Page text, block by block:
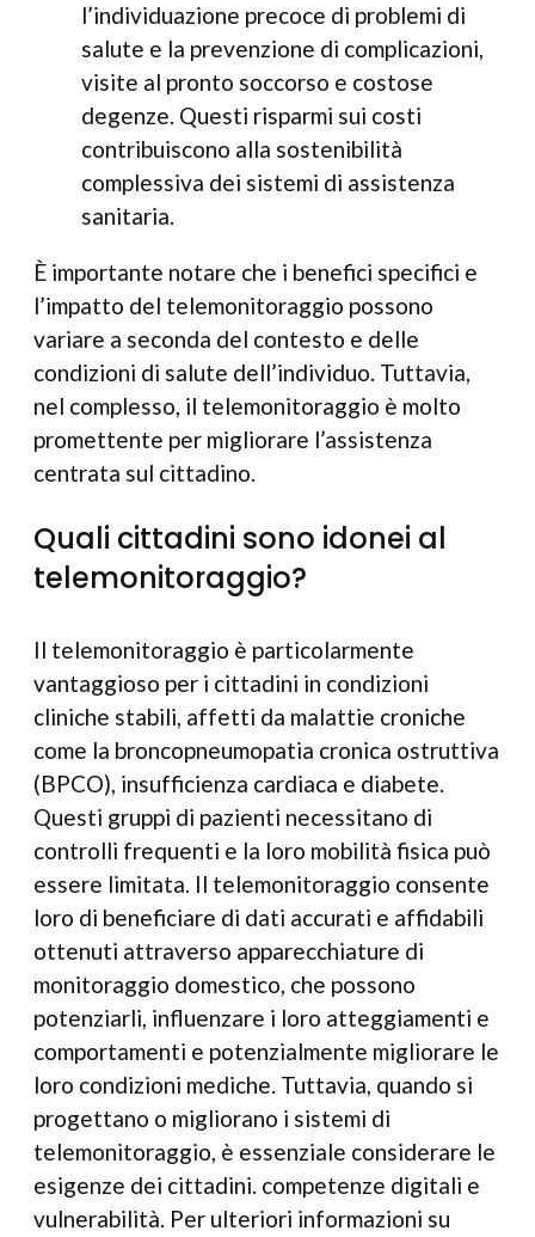
l’individuazione precoce di problemi di
salute e la prevenzione di complicazioni,
visite al pronto soccorso e costose
degenze. Questi risparmi sui costi
contribuiscono alla sostenibilità
complessiva dei sistemi di assistenza
sanitaria.
È importante notare che i benefici specifici e
l’impatto del telemonitoraggio possono
variare a seconda del contesto e delle
condizioni di salute dell’individuo. Tuttavia,
nel complesso, il telemonitoraggio è molto
promettente per migliorare l’assistenza
centrata sul cittadino.
Quali cittadini sono idonei al
telemonitoraggio?
Il telemonitoraggio è particolarmente
vantaggioso per i cittadini in condizioni
cliniche stabili, affetti da malattie croniche
come la broncopneumopatia cronica ostruttiva
(BPCO), insufficienza cardiaca e diabete.
Questi gruppi di pazienti necessitano di
controlli frequenti e la loro mobilità fisica può
essere limitata. Il telemonitoraggio consente
loro di beneficiare di dati accurati e affidabili
ottenuti attraverso apparecchiature di
monitoraggio domestico, che possono
potenziarli, influenzare i loro atteggiamenti e
comportamenti e potenzialmente migliorare le
loro condizioni mediche. Tuttavia, quando si
progettano o migliorano i sistemi di
telemonitoraggio, è essenziale considerare le
esigenze dei cittadini. competenze digitali e
vulnerabilità. Per ulteriori informazioni su